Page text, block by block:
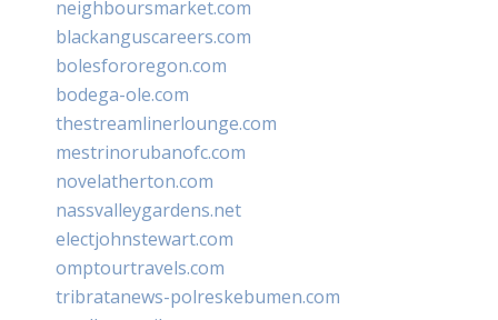
neighboursmarket.com
blackanguscareers.com
bolesfororegon.com
bodega-ole.com
thestreamlinerlounge.com
mestrinorubanofc.com
novelatherton.com
nassvalleygardens.net
electjohnstewart.com
omptourtravels.com
tribratanews-polreskebumen.com